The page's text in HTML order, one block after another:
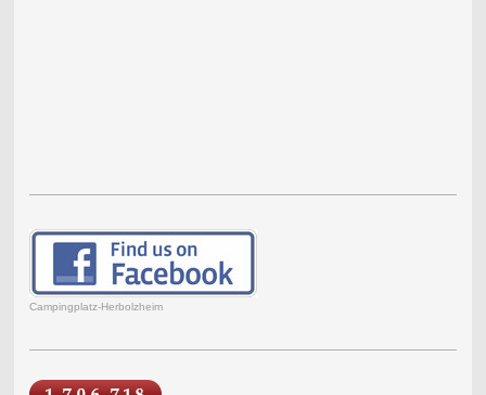
Campingplatz-Herbolzheim